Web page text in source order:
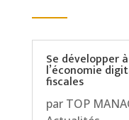
Se développer
l’économie
fiscales
par TOP